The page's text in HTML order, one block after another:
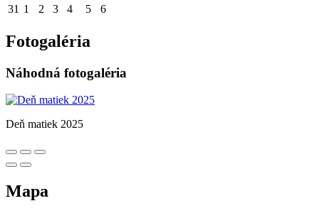
31 1 2 3 4 5 6
Fotogaléria
Náhodná fotogaléria
Deň matiek 2025
Mapa